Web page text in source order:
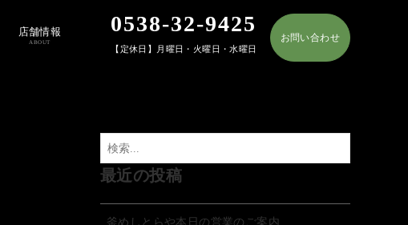
店舗情報
ABOUT
0538-32-9425
【定休日】月曜日・火曜日・水曜日
お問い合わせ
最近の投稿
釜めしとらや本日の営業のご案内